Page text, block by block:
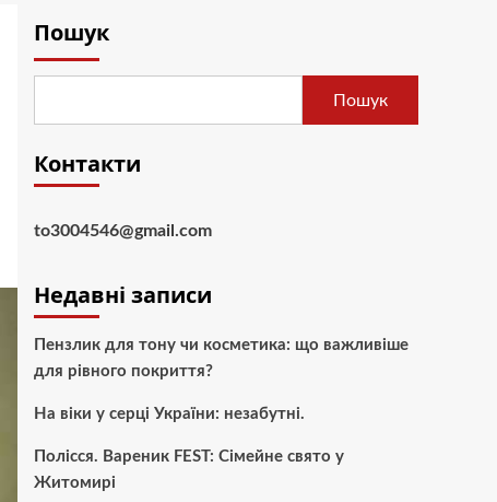
Пошук
Пошук
Контакти
to3004546@gmail.com
Недавні записи
Пензлик для тону чи косметика: що важливіше
для рівного покриття?
На віки у серці України: незабутні.
Полісся. Вареник FEST: Сімейне свято у
Житомирі